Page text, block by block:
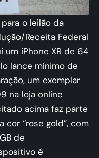
o leilão da
Receita Federal
um iPhone XR de 64
lance mínimo de
um exemplar
na loja online
acima faz parte
cor “rose gold”, com
de
é